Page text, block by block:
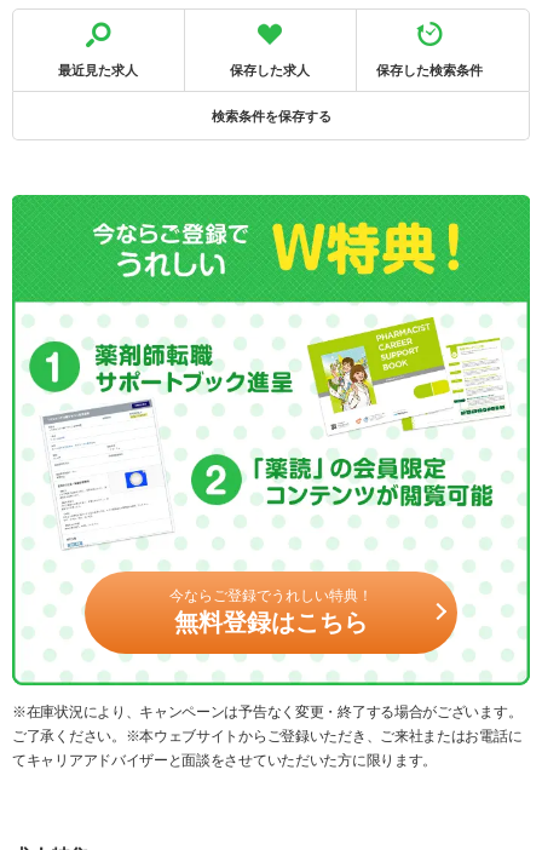
最近見た求人 保存した求人 保存した検索条件
検索条件を保存する
今ならご登録でうれしい特典！
無料登録はこちら
※在庫状況により、キャンペーンは予告なく変更・終了する場合がございます。
ご了承ください。※本ウェブサイトからご登録いただき、ご来社またはお電話に
てキャリアアドバイザーと面談をさせていただいた方に限ります。